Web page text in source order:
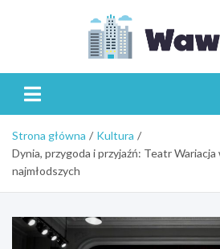
Strona główna
Kultura
Dynia, przygoda i przyjaźń: Teatr
najmłodszych